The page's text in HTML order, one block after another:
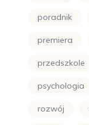
poradnik
premiera
przedszkole
psychologia
rozwój